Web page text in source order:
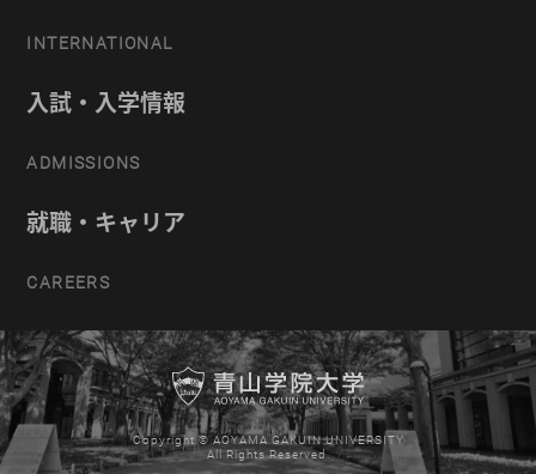
INTERNATIONAL
入試・入学情報
ADMISSIONS
就職・キャリア
CAREERS
Copyright © AOYAMA GAKUIN UNIVERSITY
All Rights Reserved.